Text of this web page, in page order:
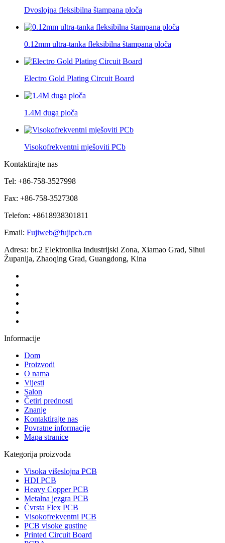
Dvoslojna fleksibilna štampana ploča
0.12mm ultra-tanka fleksibilna štampana ploča
Electro Gold Plating Circuit Board
1.4M duga ploča
Visokofrekventni mješoviti PCb
Kontaktirajte nas
Tel: +86-758-3527998
Fax: +86-758-3527308
Telefon: +8618938301811
Email: Fujiweb@fujipcb.cn
Adresa: br.2 Elektronika Industrijski Zona, Xiamao Grad, Sihui
Županija, Zhaoqing Grad, Guangdong, Kina
Informacije
Dom
Proizvodi
O nama
Vijesti
Salon
Četiri prednosti
Znanje
Kontaktirajte nas
Povratne informacije
Mapa stranice
Kategorija proizvoda
Visoka višeslojna PCB
HDI PCB
Heavy Copper PCB
Metalna jezgra PCB
Čvrsta Flex PCB
Visokofrekventni PCB
PCB visoke gustine
Printed Circuit Board